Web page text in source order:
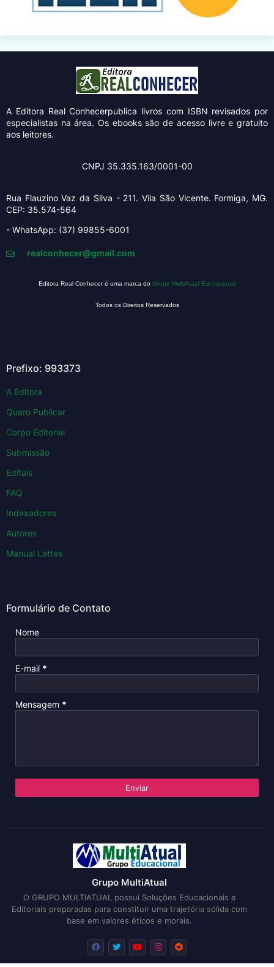
A Editora Real Conhecerpublica livros com ISBN revisados por
especialistas na área. Os ebooks são de acesso livre e gratuito
aos leitores.
CNPJ 35.335.163/0001-00
Rua Flauzino Vaz da Silva - 211.Vila São Vicente. Formiga, MG.
CEP: 35.574-564
- WhatsApp: (37) 99855-6001
realconhecer@gmail.com
Editora Real Conhecer é uma marca do Grupo MultiAtual Educacional
Todos os Direitos Reservados
Prefixo: 993373
A Editora
Quero Publicar
Corpo Editorial
Submissão
Editais
FAQ
Indexadores
Autores
Manual Lattes
Formulário de Contato
Nome
E-mail *
Mensagem *
Grupo MultiAtual
O GRUPO MULTIATUAL possui Soluções Educacionais e
Editoriais preparadas para constituir uma trajetória sólida com
base em valores éticos e morais.